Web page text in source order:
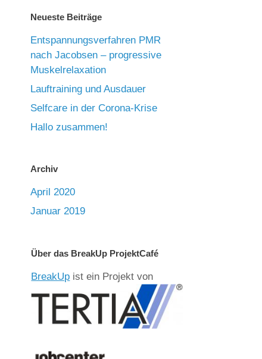
Neueste Beiträge
Entspannungsverfahren PMR
nach Jacobsen – progressive
Muskelrelaxation
Lauftraining und Ausdauer
Selfcare in der Corona-Krise
Hallo zusammen!
Archiv
April 2020
Januar 2019
Über das BreakUp ProjektCafé
BreakUp ist ein Projekt von